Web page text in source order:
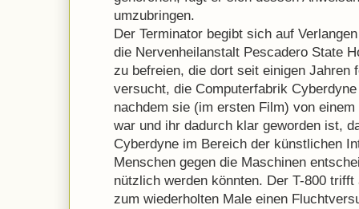
umzubringen.
Der Terminator begibt sich auf
die Nervenheilanstalt Pescadero State
zu befreien, die dort seit einigen Jahren
versucht, die Computerfabrik
nachdem sie (im ersten Film) von
war und ihr dadurch klar geworden ist,
Cyberdyne im Bereich der künstlichen
Menschen gegen die Maschinen
nützlich werden könnten. Der T-800
zum wiederholten Male einen